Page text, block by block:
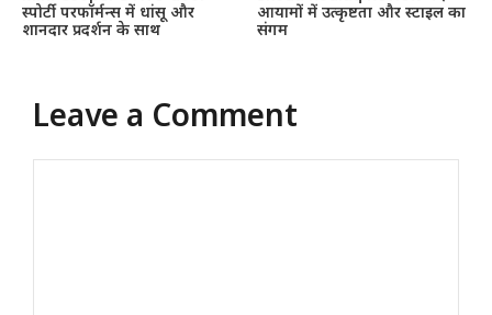
स्पोर्टी परफॉर्मन्स में धांसू और
शानदार प्रदर्शन के साथ
आयामों में उत्कृष्टता और स्टाइल का
संगम
Leave a Comment